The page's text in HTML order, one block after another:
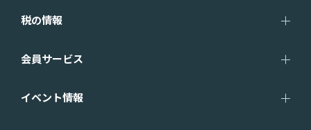
税の情報
会員サービス
イベント情報